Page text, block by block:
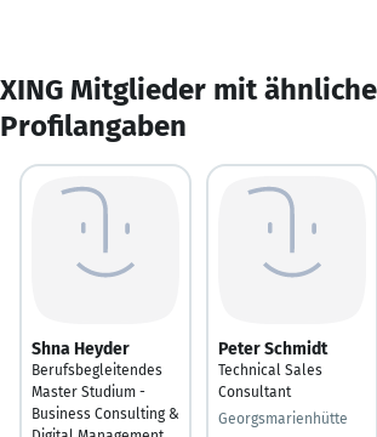
XING Mitglieder mit
Profilangaben
Shna Heyder
Berufsbegleitendes
Master Studium -
Business Consulting &
Peter Schmidt
Technical Sales
Consultant
Georgsmarienhütte